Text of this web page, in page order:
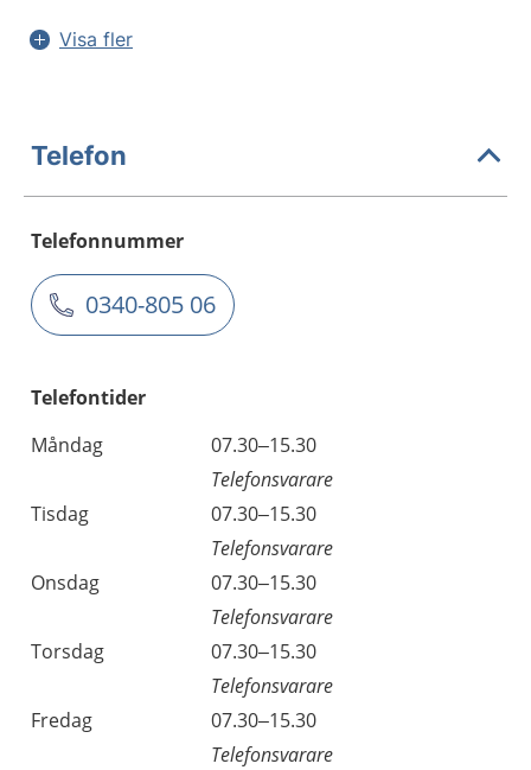
Visa fler
Telefon
Telefonnummer
0340-805 06
Telefontider
Måndag
07.30–15.30
Telefonsvarare
Tisdag
07.30–15.30
Telefonsvarare
Onsdag
07.30–15.30
Telefonsvarare
Torsdag
07.30–15.30
Telefonsvarare
Fredag
07.30–15.30
Telefonsvarare